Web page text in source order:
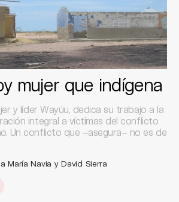
mujer que indígena
y líder Wayúu, dedica su trabajo a la
integral a víctimas del conflicto
Un conflicto que –asegura– no es de
María Navia y David Sierra